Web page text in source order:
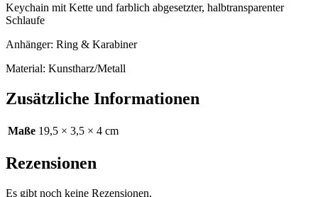
Keychain mit Kette und farblich abgesetzter, halbtransparenter
Schlaufe
Anhänger: Ring & Karabiner
Material: Kunstharz/Metall
Zusätzliche Informationen
Maße 19,5 × 3,5 × 4 cm
Rezensionen
Es gibt noch keine Rezensionen.